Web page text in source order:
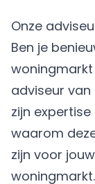
Onze
Ben je
woningmarkt
adviseur van
zijn
waarom
zijn voor
woningmarkt.